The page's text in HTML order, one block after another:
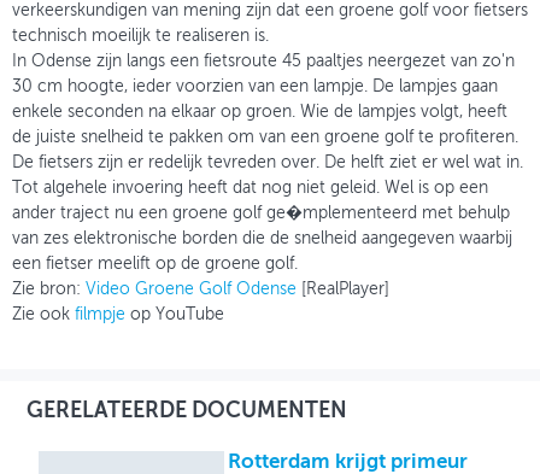
verkeerskundigen van mening zijn dat een groene golf voor fietsers
technisch moeilijk te realiseren is.
In Odense zijn langs een fietsroute 45 paaltjes neergezet van zo'n
30 cm hoogte, ieder voorzien van een lampje. De lampjes gaan
enkele seconden na elkaar op groen. Wie de lampjes volgt, heeft
de juiste snelheid te pakken om van een groene golf te profiteren.
De fietsers zijn er redelijk tevreden over. De helft ziet er wel wat in.
Tot algehele invoering heeft dat nog niet geleid. Wel is op een
ander traject nu een groene golf ge�mplementeerd met behulp
van zes elektronische borden die de snelheid aangegeven waarbij
een fietser meelift op de groene golf.
Zie bron: Video Groene Golf Odense [RealPlayer]
Zie ook filmpje op YouTube
GERELATEERDE DOCUMENTEN
Rotterdam krijgt primeur